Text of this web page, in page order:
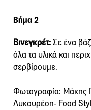
Βήμα 2
Βινεγκρέτ:Σε ένα
όλα τα υλικά και
σερβίρουμε.
Φωτογραφία: Μάκης
Λυκουρέση- Food